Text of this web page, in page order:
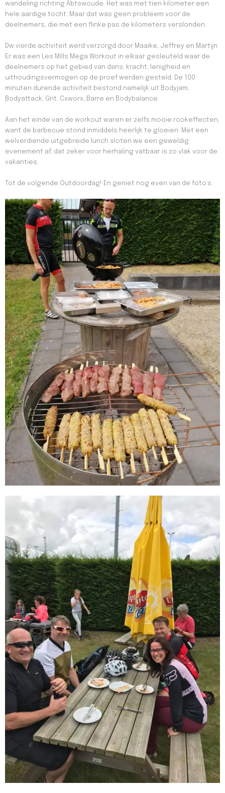
wandeling richting Abtswoude. Het was met tien kilometer een
hele aardige tocht. Maar dat was geen probleem voor de
deelnemers, die met een flinke pas de kilometers verslonden.
Dw vierde activiteit werd verzorgd door Maaike, Jeffrey en Martijn.
Er was een Les Mills Mega Workout in elkaar gesleuteld waar de
deelnemers op het gebied van dans, kracht, lenigheid en
uithoudingsvermogen op de proef werden gesteld. De 100
minuten durende activiteit bestond namelijk uit Bodyjam,
Bodyattack, Grit, Cxworx, Barre en Bodybalance.
Aan het einde van de workout waren er zelfs mooie rookeffecten,
want de barbecue stond inmiddels heerlijk te gloeien. Met een
welverdiende uitgebreide lunch sloten we een geweldig
evenement af, dat zeker voor herhaling vatbaar is zo vlak voor de
vakanties.
Tot de volgende Outdoordag! En geniet nog even van de foto’s.